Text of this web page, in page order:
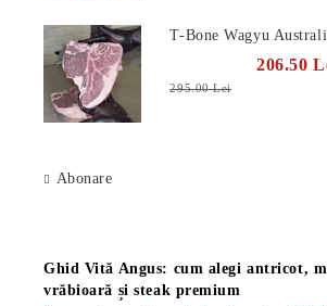
T-Bone Wagyu
206.50
295.00 Lei
Abonare
Ghid Vită Angus: cum alegi antricot,
vrăbioară și steak premium